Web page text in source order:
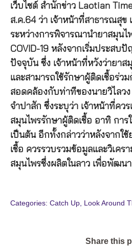
เว็บไซต์ สำนักข่าว Laotian
ส.ค.64 ว่า เจ้าหน้าที่สาธารณสุข
ระหว่างการพิจารณานำยาสมุนไ
COVID-19 หลังจากเริ่มประสบ
ปัจจุบัน ซึ่ง เจ้าหน้าที่หวังว่ายาส
และสามารถใช้รักษาผู้ติดเชื้อร่ว
สอดคล้องกับท่าทีของนายวิไลวง
จำปาสัก ซึ่งระบุว่า เจ้าหน้าที่ควร
สมุนไพรรักษาผู้ติดเชื้อ อาทิ การ
เป็นต้น อีกทั้งกล่าวว่าหลังจากใ
เชื้อ ควรรวบรวมข้อมูลและวิเคร
สมุนไพรซึ่งผลิตในลาว เพื่อพัฒน
Categories: Catch Up Look Around
Share this